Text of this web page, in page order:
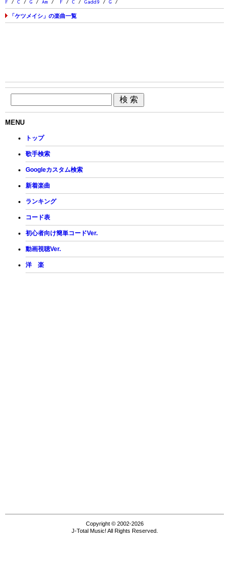
F / C / G / Am / F / C / Gadd9 / G /
「ケツメイシ」の楽曲一覧
MENU
トップ
歌手検索
Googleカスタム検索
新着楽曲
ランキング
コード表
初心者向け簡単コードVer.
動画視聴Ver.
洋 楽
Copyright © 2002-2026
J-Total Music! All Rights Reserved.